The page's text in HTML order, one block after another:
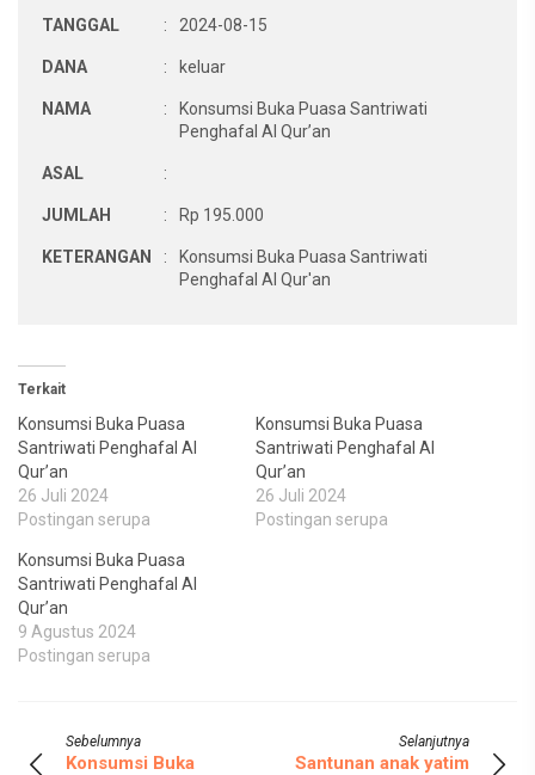
TANGGAL : 2024-08-15
DANA : keluar
NAMA :
Konsumsi Buka Puasa Santriwati
Penghafal Al Qur’an
ASAL :
JUMLAH : Rp 195.000
KETERANGAN :
Konsumsi Buka Puasa Santriwati
Penghafal Al Qur'an
Terkait
Konsumsi Buka Puasa
Santriwati Penghafal Al
Qur’an
26 Juli 2024
Postingan serupa
Konsumsi Buka Puasa
Santriwati Penghafal Al
Qur’an
26 Juli 2024
Postingan serupa
Konsumsi Buka Puasa
Santriwati Penghafal Al
Qur’an
9 Agustus 2024
Postingan serupa
Sebelumnya
Konsumsi Buka
Selanjutnya
Santunan anak yatim